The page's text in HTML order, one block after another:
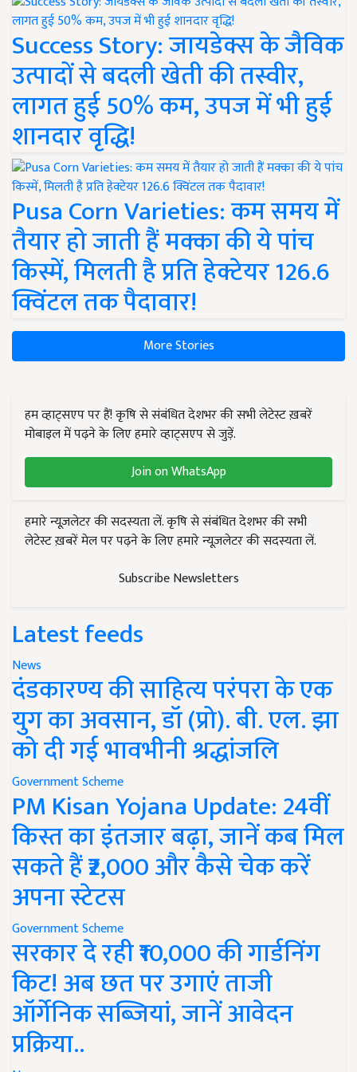
Success Story: जायडेक्स के जैविक
उत्पादों से बदली खेती की तस्वीर,
लागत हुई 50% कम, उपज में भी हुई
शानदार वृद्धि!
Pusa Corn Varieties: कम समय में
तैयार हो जाती हैं मक्का की ये पांच
किस्में, मिलती है प्रति हेक्टेयर 126.6
क्विंटल तक पैदावार!
More Stories
हम व्हाट्सएप पर हैं! कृषि से संबंधित देशभर की सभी लेटेस्ट ख़बरें
मोबाइल में पढ़ने के लिए हमारे व्हाट्सएप से जुड़ें.
Join on WhatsApp
हमारे न्यूज़लेटर की सदस्यता लें. कृषि से संबंधित देशभर की सभी
लेटेस्ट ख़बरें मेल पर पढ़ने के लिए हमारे न्यूज़लेटर की सदस्यता लें.
Subscribe Newsletters
Latest feeds
News
दंडकारण्य की साहित्य परंपरा के एक
युग का अवसान, डॉ (प्रो). बी. एल. झा
को दी गई भावभीनी श्रद्धांजलि
Government Scheme
PM Kisan Yojana Update: 24वीं
किस्त का इंतजार बढ़ा, जानें कब मिल
सकते हैं ₹2,000 और कैसे चेक करें
अपना स्टेटस
Government Scheme
सरकार दे रही ₹10,000 की गार्डनिंग
किट! अब छत पर उगाएं ताजी
ऑर्गेनिक सब्जियां, जानें आवेदन
प्रक्रिया..